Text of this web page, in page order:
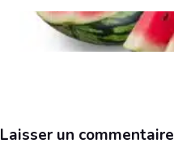
Laisser un commentaire